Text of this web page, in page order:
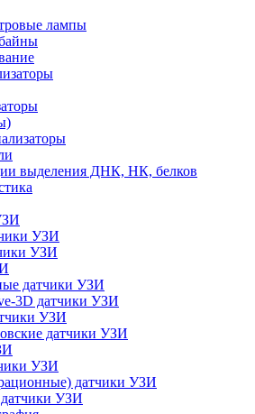
лампы
выделения ДНК, НК, белков
УЗИ
УЗИ
датчики УЗИ
3D датчики УЗИ
УЗИ
датчики УЗИ
УЗИ
датчики УЗИ
УЗИ